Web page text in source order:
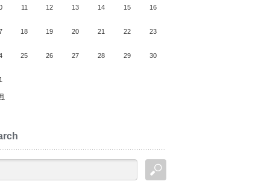
11 12 13 14 15 16
18 19 20 21 22 23
25 26 27 28 29 30